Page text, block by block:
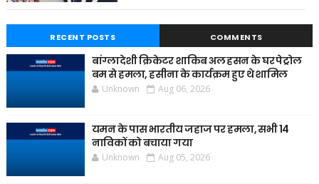
RECENT POSTS COMMENTS
बांग्लादेशी क्रिकेटर शाकिब अल हसन के घर पेट्रोल
बम से हमला, हसीना के कार्यक्रम हुए थे शामिल
Unknown Aug 06, 2026
यमन के पास भारतीय जहाज पर हमला, सभी 14
नाविकों को बचाया गया
Unknown Aug 05, 2026